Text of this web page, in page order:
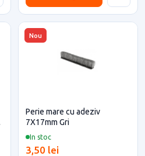
Nou
In stoc
Perie mare cu adeziv
7X17mm Gri
3,50 lei